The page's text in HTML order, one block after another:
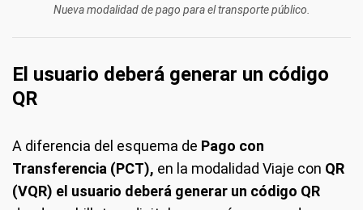
Nueva modalidad de pago para el transporte público.
El usuario deberá generar un código
QR
A diferencia del esquema de Pago con
Transferencia (PCT), en la modalidad Viaje con QR
(VQR) el usuario deberá generar un código QR